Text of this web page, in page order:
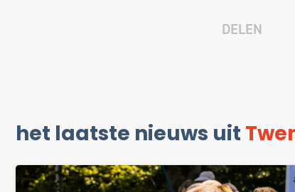
DELEN
het laatste nieuws uit